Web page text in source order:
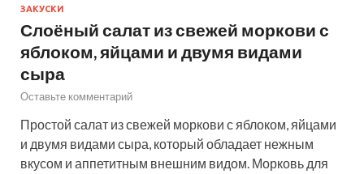
ЗАКУСКИ
Слоёный салат из свежей моркови с
яблоком, яйцами и двумя видами
сыра
Оставьте комментарий
Простой салат из свежей моркови с яблоком, яйцами
и двумя видами сыра, который обладает нежным
вкусом и аппетитным внешним видом. Морковь для